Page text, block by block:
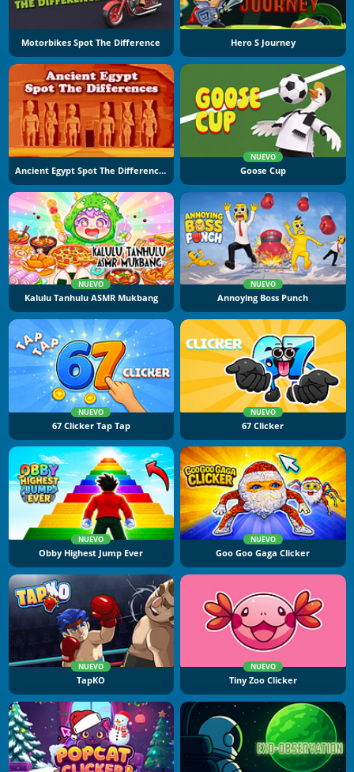
Motorbikes Spot The Difference Hero S Journey
Ancient Egypt Spot The Differences
NUEVO
Goose Cup
NUEVO
Kalulu Tanhulu ASMR Mukbang
NUEVO
Annoying Boss Punch
NUEVO
67 Clicker Tap Tap
NUEVO
67 Clicker
NUEVO
Obby Highest Jump Ever
NUEVO
Goo Goo Gaga Clicker
NUEVO
TapKO
NUEVO
Tiny Zoo Clicker